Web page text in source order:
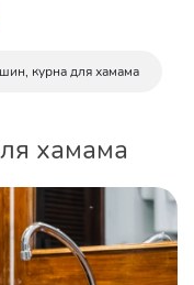
курна для хамама
хамама